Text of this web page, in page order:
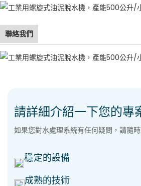
聯絡我們
請詳細介紹一下您的專
如果您對水處理系統有任何疑問，請隨時
穩定的設備
成熟的技術